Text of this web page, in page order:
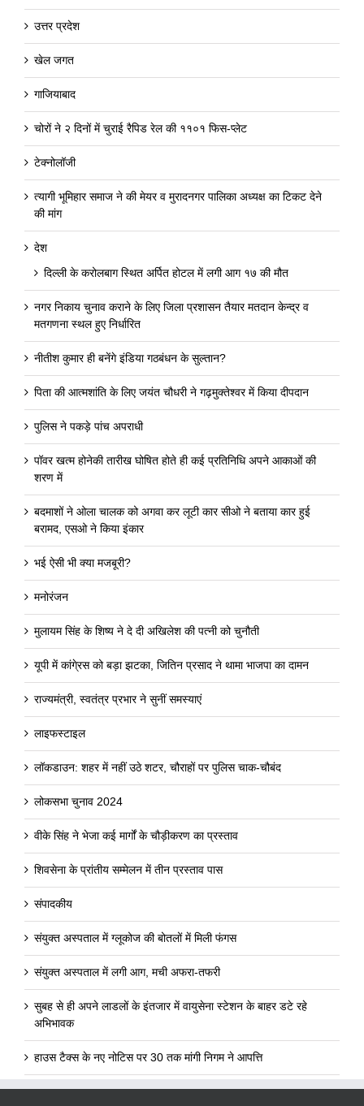
उत्तर प्रदेश
खेल जगत
गाजियाबाद
चोरों ने २ दिनों में चुराई रैपिड रेल की ११०१ फिस-प्लेट
टेक्नोलॉजी
त्यागी भूमिहार समाज ने की मेयर व मुरादनगर पालिका अध्यक्ष का टिकट देने
की मांग
देश
दिल्ली के करोलबाग स्थित अर्पित होटल में लगी आग १७ की मौत
नगर निकाय चुनाव कराने के लिए जिला प्रशासन तैयार मतदान केन्द्र व
मतगणना स्थल हुए निर्धारित
नीतीश कुमार ही बनेंगे इंडिया गठबंधन के सुल्तान?
पिता की आत्मशांति के लिए जयंत चौधरी ने गढ़मुक्तेश्वर में किया दीपदान
पुलिस ने पकड़े पांच अपराधी
पॉवर खत्म होनेकी तारीख घोषित होते ही कई प्रतिनिधि अपने आकाओं की
शरण में
बदमाशों ने ओला चालक को अगवा कर लूटी कार सीओ ने बताया कार हुई
बरामद, एसओ ने किया इंकार
भई ऐसी भी क्या मजबूरी?
मनोरंजन
मुलायम सिंह के शिष्य ने दे दी अखिलेश की पत्नी को चुनौती
यूपी में कांगे्रस को बड़ा झटका, जितिन प्रसाद ने थामा भाजपा का दामन
राज्यमंत्री, स्वतंत्र प्रभार ने सुनीं समस्याएं
लाइफस्टाइल
लॉकडाउन: शहर में नहीं उठे शटर, चौराहों पर पुलिस चाक-चौबंद
लोकसभा चुनाव 2024
वीके सिंह ने भेजा कई मार्गों के चौड़ीकरण का प्रस्ताव
शिवसेना के प्रांतीय सम्मेलन में तीन प्रस्ताव पास
संपादकीय
संयुक्त अस्पताल में ग्लूकोज की बोतलों में मिली फंगस
संयुक्त अस्पताल में लगी आग, मची अफरा-तफरी
सुबह से ही अपने लाडलों के इंतजार में वायुसेना स्टेशन के बाहर डटे रहे
अभिभावक
हाउस टैक्स के नए नोटिस पर 30 तक मांगी निगम ने आपत्ति